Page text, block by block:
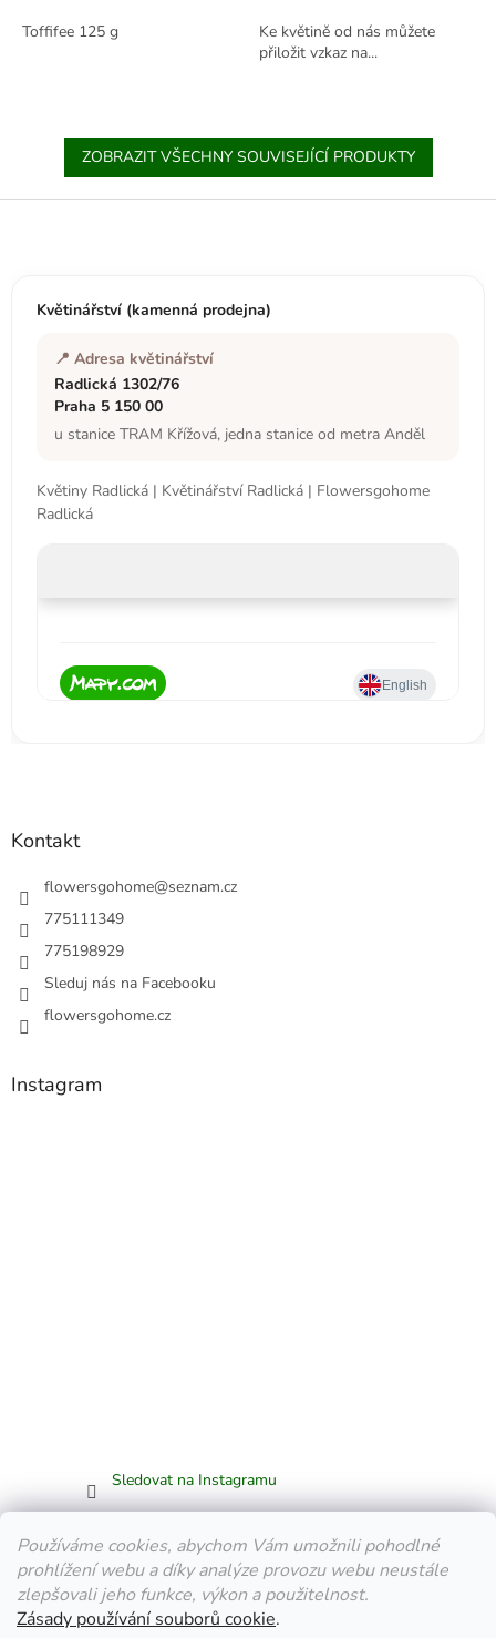
Používáme cookies, abychom Vám umožnili pohodlné
prohlížení webu a díky analýze provozu webu neustále
zlepšovali jeho funkce, výkon a použitelnost.
Zásady používání souborů cookie.
Toffifee 125 g
Ke květině od nás můžete
přiložit vzkaz na...
ZOBRAZIT VŠECHNY SOUVISEJÍCÍ PRODUKTY
Z
Květinářství (kamenná prodejna)
📍 Adresa květinářství
Radlická 1302/76
Praha 5 150 00
u stanice TRAM Křížová, jedna stanice od metra Anděl
Květiny Radlická | Květinářství Radlická | Flowersgohome
Radlická
Kontakt
flowersgohome@seznam.cz
775111349
775198929
Sleduj nás na Facebooku
flowersgohome.cz
Instagram
Sledovat na Instagramu
Facebook